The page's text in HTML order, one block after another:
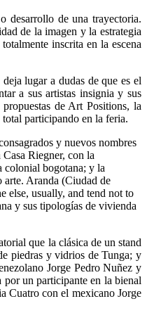
desarrollo de una trayectoria.
de la imagen y la estrategia
inscrita en la escena
lugar a dudas de que es el
a sus artistas insignia y sus
de Art Positions, la
participando en la feria.
y nuevos nombres
Riegner, con la
colonial bogotana; y la
arte. Aranda (Ciudad de
else, usually, and tend not to
y sus tipologías de vivienda
que la clásica de un stand
piedras y vidrios de Tunga; y
Jorge Pedro Nuñez y
por un participante en la bienal
Cuatro con el mexicano Jorge